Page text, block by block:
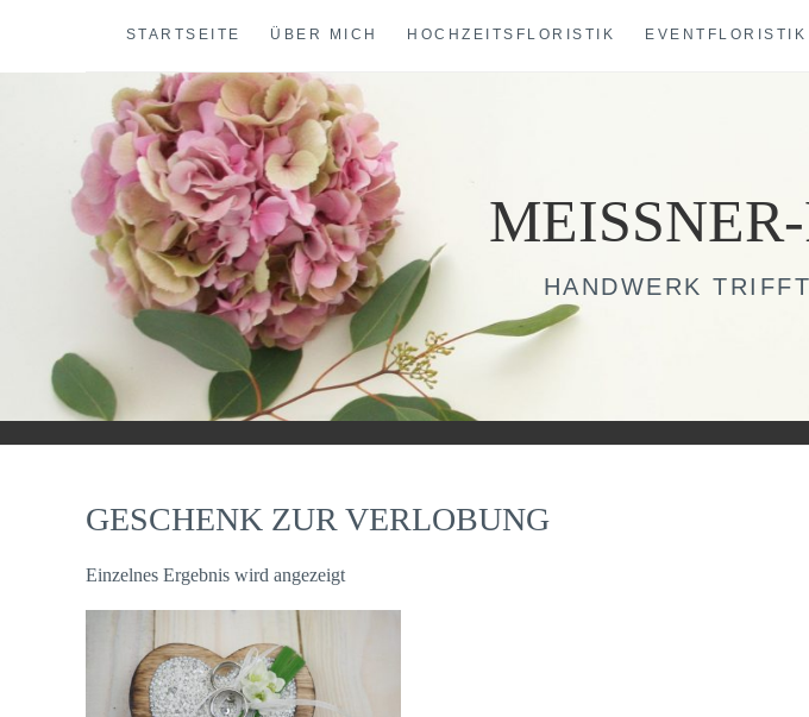
content
STARTSEITE ÜBER MICH HOCHZEITSFLORISTIK EVENTFLORISTIK
HANDWERK
GESCHENK ZUR VERLOBUNG
Einzelnes Ergebnis wird angezeigt